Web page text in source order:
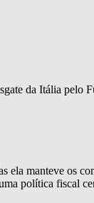
da Itália
ela manteve os
política fiscal